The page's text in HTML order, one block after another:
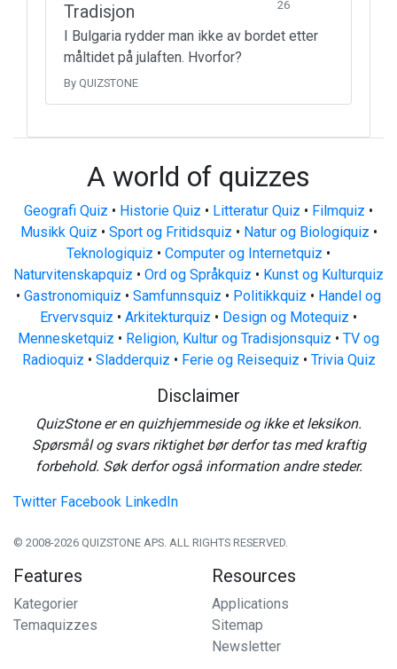
Tradisjon
26
I Bulgaria rydder man ikke av bordet etter
måltidet på julaften. Hvorfor?
By QUIZSTONE
A world of quizzes
Geografi Quiz • Historie Quiz • Litteratur Quiz • Filmquiz •
Musikk Quiz • Sport og Fritidsquiz • Natur og Biologiquiz •
Teknologiquiz • Computer og Internetquiz •
Naturvitenskapquiz • Ord og Språkquiz • Kunst og Kulturquiz
• Gastronomiquiz • Samfunnsquiz • Politikkquiz • Handel og
Ervervsquiz • Arkitekturquiz • Design og Motequiz •
Mennesketquiz • Religion, Kultur og Tradisjonsquiz • TV og
Radioquiz • Sladderquiz • Ferie og Reisequiz • Trivia Quiz
Disclaimer
QuizStone er en quizhjemmeside og ikke et leksikon.
Spørsmål og svars riktighet bør derfor tas med kraftig
forbehold. Søk derfor også information andre steder.
Twitter Facebook LinkedIn
© 2008-2026 QUIZSTONE APS. ALL RIGHTS RESERVED.
Features
Kategorier
Temaquizzes
Resources
Applications
Sitemap
Newsletter